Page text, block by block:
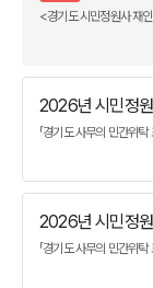
<경기도 시민정원사 재
2026년 시민정
「경기도 사무의 민간위탁
2026년 시민정
「경기도 사무의 민간위탁